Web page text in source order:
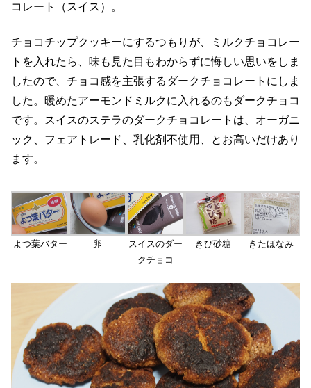
コレート（スイス）。
チョコチップクッキーにするつもりが、ミルクチョコレー
トを入れたら、味も見た目もわからずに悔しい思いをしま
したので、チョコ感を主張するダークチョコレートにしま
した。暖めたアーモンドミルクに入れるのもダークチョコ
です。スイスのステラのダークチョコレートは、オーガニ
ック、フェアトレード、乳化剤不使用、とお高いだけあり
ます。
よつ葉バター 卵
スイスのダー
クチョコ
きび砂糖 きたほなみ